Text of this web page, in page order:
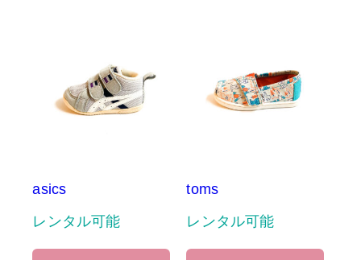
asics
レンタル可能
toms
レンタル可能